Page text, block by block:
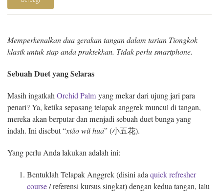
Memperkenalkan dua gerakan tangan dalam tarian Tiongkok
klasik untuk siap anda praktekkan. Tidak perlu smartphone.
Sebuah Duet yang Selaras
Masih ingatkahOrchid Palm yang mekar dari ujung jari para
penari? Ya, ketika sepasang telapak anggrek muncul di tangan,
mereka akan berputar dan menjadi sebuah duet bunga yang
indah. Ini disebut “xiǎo wǔhuā” (小五花).
Yang perlu Anda lakukan adalah ini:
Bentuklah Telapak Anggrek (disini adaquick refresher
course/ referensi kursus singkat) dengan kedua tangan, lalu